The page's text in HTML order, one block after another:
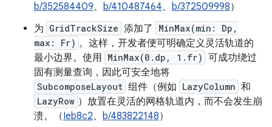
b/352584409、 b/410487464、 b/372509998）
为 GridTrackSize 添加了
MinMax(min: Dp,
max: Fr) 。这样，开发者便可明确定义灵活轨道的
最小边界。使用 MinMax(0.dp, 1.fr) 可成功绕过
固有测量查询，因此可安全地将
SubcomposeLayout 组件（例如 LazyColumn 和
LazyRow ）放置在灵活的网格轨道内，而不会发生崩
溃。（Ieb8c2、 b/483822148）